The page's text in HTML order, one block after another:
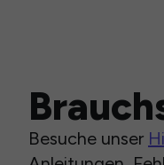
Besuche unser